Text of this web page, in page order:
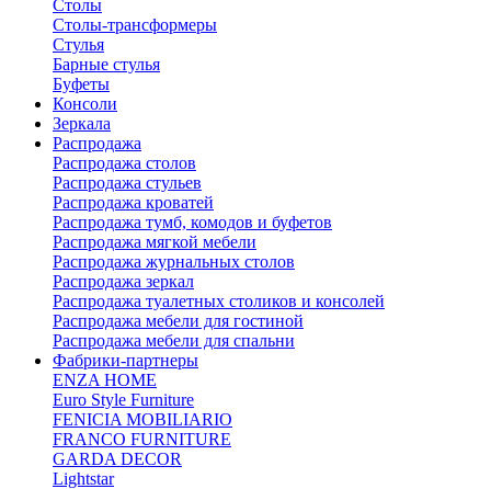
Столы
Столы-трансформеры
Стулья
Барные стулья
Буфеты
Консоли
Зеркала
Распродажа
Распродажа столов
Распродажа стульев
Распродажа кроватей
Распродажа тумб, комодов и буфетов
Распродажа мягкой мебели
Распродажа журнальных столов
Распродажа зеркал
Распродажа туалетных столиков и консолей
Распродажа мебели для гостиной
Распродажа мебели для спальни
Фабрики-партнеры
ENZA HOME
Euro Style Furniture
FENICIA MOBILIARIO
FRANCO FURNITURE
GARDA DECOR
Lightstar